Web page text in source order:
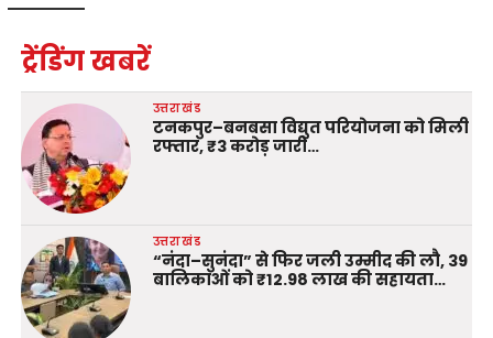
ट्रेंडिंग खबरें
उत्तराखंड
टनकपुर–बनबसा विद्युत परियोजना को मिली
रफ्तार, ₹3 करोड़ जारी…
उत्तराखंड
“नंदा–सुनंदा” से फिर जली उम्मीद की लौ, 39
बालिकाओं को ₹12.98 लाख की सहायता…